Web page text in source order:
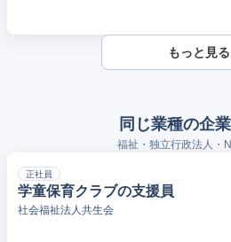
もっと見る
同じ業種の企
福祉・独立行政法人・
正社員
学童保育クラブの支援員
社会福祉法人共生会